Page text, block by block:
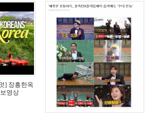
] 장흥한옥
영상